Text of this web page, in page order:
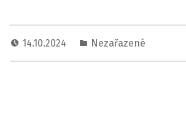
14.10.2024 Nezařazené